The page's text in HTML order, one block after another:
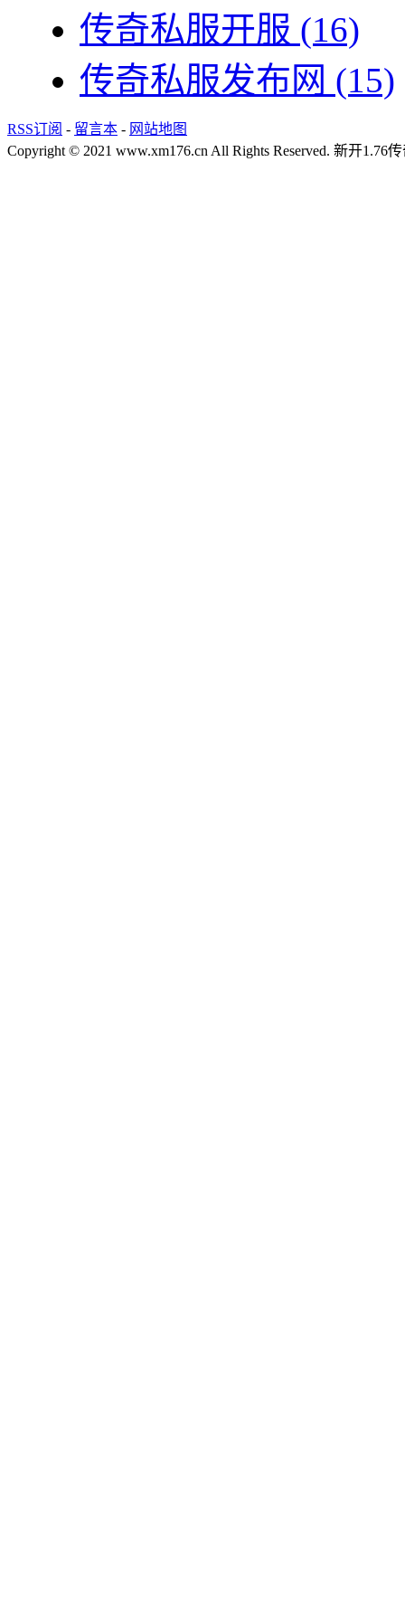
传奇私服开服 (16)
传奇私服发布网 (15)
RSS订阅 - 留言本 - 网站地图
Copyright © 2021 www.xm176.cn All Rights Reserved. 新开1.76